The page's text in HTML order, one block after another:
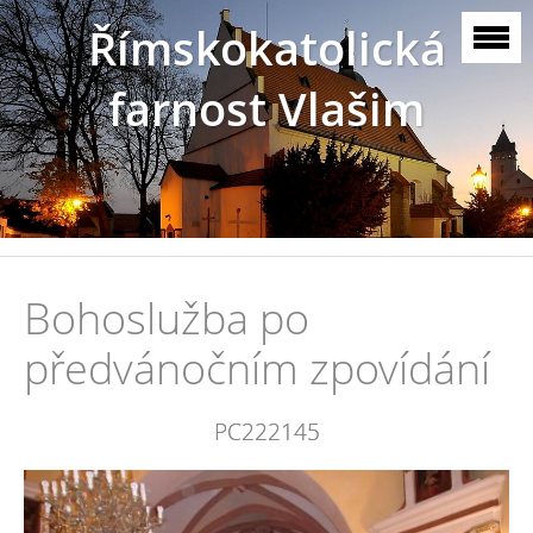
Římskokatolická
farnost Vlašim
Bohoslužba po
předvánočním zpovídání
PC222145